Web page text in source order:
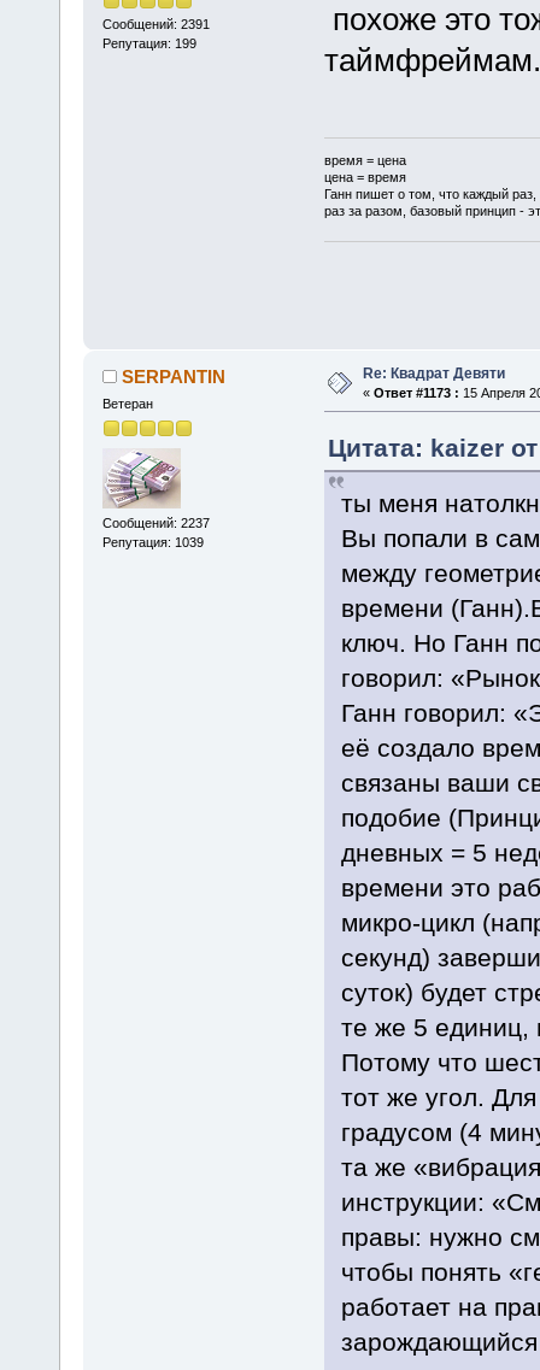
Сообщений: 2391
Репутация: 199
похоже это
таймфреймам.
время = цена
цена = время
Ганн пишет о том, что каждый
раз за разом, базовый принцип -
SERPANTIN
Ветеран
Сообщений: 2237
Репутация: 1039
Re: Квадрат Девяти
« Ответ #1173 : 15 Апреля
Цитата: kaizer
ты меня
Вы попали в
между
времени
ключ. Но Ганн
говорил:
Ганн говорил:
её создало
связаны ваши
подобие
дневных = 5
времени это
микро-цикл
секунд)
суток) будет
те же 5 единиц,
Потому что
тот же угол.
градусом (4
та же
инструкции:
правы: нужно
чтобы понять
работает на
зарождающийся